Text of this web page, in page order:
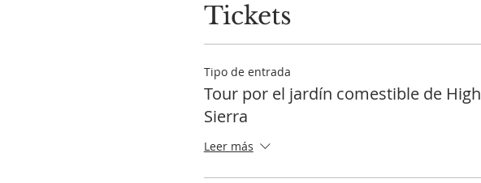
Tickets
Tipo de entrada
Tour por el jardín comestible de High
Sierra
Leer más